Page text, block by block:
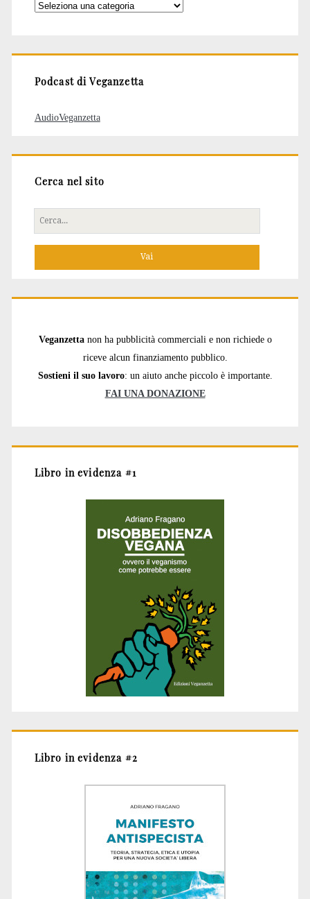
Categorie
Podcast di Veganzetta
AudioVeganzetta
Cerca nel sito
Cerca
per:
Veganzetta non ha pubblicità commerciali e non richiede o
riceve alcun finanziamento pubblico.
Sostieni il suo lavoro: un aiuto anche piccolo è importante.
FAI UNA DONAZIONE
Libro in evidenza #1
Libro in evidenza #2